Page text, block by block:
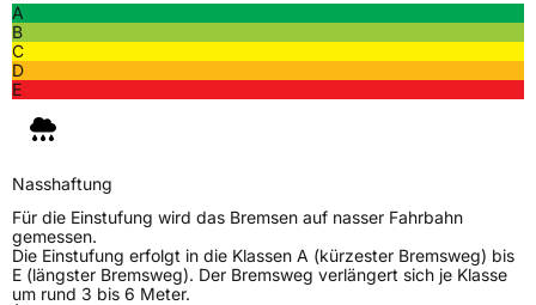
A
B
C
D
E
Nasshaftung
Für die Einstufung wird das Bremsen auf nasser Fahrbahn
gemessen.
Die Einstufung erfolgt in die Klassen A (kürzester Bremsweg) bis
E (längster Bremsweg). Der Bremsweg verlängert sich je Klasse
um rund 3 bis 6 Meter.